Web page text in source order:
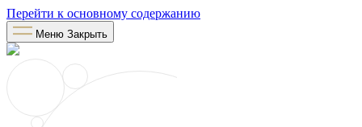
Перейти к основному содержанию
Меню Закрыть